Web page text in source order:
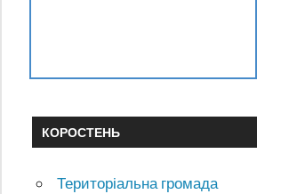
КОРОСТЕНЬ
Територіальна громада